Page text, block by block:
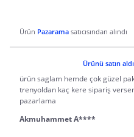
Ürün Pazarama satıcısından alındı
Ürünü satın aldı
ürün saglam hemde çok güzel
trenyoldan kaç kere sipariş
pazarlama
Akmuhammet A****